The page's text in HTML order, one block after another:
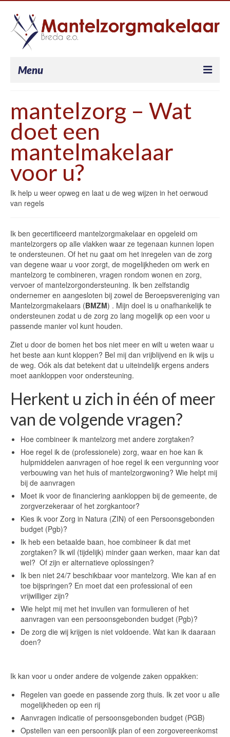
Menu
Wat doet een mantelzorgermakelaar voor u?
Wat kost een mantelzorgermakelaar – en wat
krijgt u mogelijk vergoed?
Onze werkwijze
Werkgever
Werkgever – Coaching van uw mantelzorgers
Wat levert het u op en wat kost het u?
Gemeenten
Onafhankelijke cliëntondersteuning
Projectontwikkeling zorg & welzijn
Ouder van een zorgintensief kind
Over mij
Over mij
Contact mantelzorgmakelaarspraktijk Regio
Breda – Prinsenbeek – Etten Leur – Roosendaal –
Chaam – Oosterhout
Uw Privacy is gegarandeerd – AVG compliant
Ik ben lid van de Beroepsvereniging
Mantelzorg
Cliënt-tevredenheid
Aanmelden Dag van de Mantelzorg 2019 (regio
Prinsenbeek- Breda- Etten Leur)
Laatste Nieuws
Inschrijfformulier
Cookie beleid
Booking Received
Boekingsformulier
Time Appointments Booking
Contact Form
mantelzorg – Wat
doet een
mantelmakelaar
voor u?
Ik help u weer opweg en laat u de weg wijzen in het oerwoud
van regels
Ik ben gecertificeerd mantelzorgmakelaar en opgeleid om
mantelzorgers op alle vlakken waar ze tegenaan kunnen lopen
te ondersteunen. Of het nu gaat om het inregelen van de zorg
van degene waar u voor zorgt, de mogelijkheden om werk en
mantelzorg te combineren, vragen rondom wonen en zorg,
vervoer of mantelzorgondersteuning. Ik ben zelfstandig
ondernemer en aangesloten bij zowel de Beroepsvereniging van
Mantelzorgmakelaars (BMZM) . Mijn doel is u onafhankelijk te
ondersteunen zodat u de zorg zo lang mogelijk op een voor u
passende manier vol kunt houden.
Ziet u door de bomen het bos niet meer en wilt u weten waar u
het beste aan kunt kloppen? Bel mij dan vrijblijvend en ik wijs u
de weg. Oók als dat betekent dat u uiteindelijk ergens anders
moet aankloppen voor ondersteuning.
Herkent u zich in één of meer
van de volgende vragen?
Hoe combineer ik mantelzorg met andere zorgtaken?
Hoe regel ik de (professionele) zorg, waar en hoe kan ik
hulpmiddelen aanvragen of hoe regel ik een vergunning voor
verbouwing van het huis of mantelzorgwoning? Wie helpt mij
bij de aanvragen
Moet ik voor de financiering aankloppen bij de gemeente, de
zorgverzekeraar of het zorgkantoor?
Kies ik voor Zorg in Natura (ZIN) of een Persoonsgebonden
budget (Pgb)?
Ik heb een betaalde baan, hoe combineer ik dat met
zorgtaken? Ik wil (tijdelijk) minder gaan werken, maar kan dat
wel? Of zijn er alternatieve oplossingen?
Ik ben niet 24/7 beschikbaar voor mantelzorg. Wie kan af en
toe bijspringen? En moet dat een professional of een
vrijwilliger zijn?
Wie helpt mij met het invullen van formulieren of het
aanvragen van een persoonsgebonden budget (Pgb)?
De zorg die wij krijgen is niet voldoende. Wat kan ik daaraan
doen?
Ik kan voor u onder andere de volgende zaken oppakken:
Regelen van goede en passende zorg thuis. Ik zet voor u alle
mogelijkheden op een rij
Aanvragen indicatie of persoonsgebonden budget (PGB)
Opstellen van een persoonlijk plan of een zorgovereenkomst